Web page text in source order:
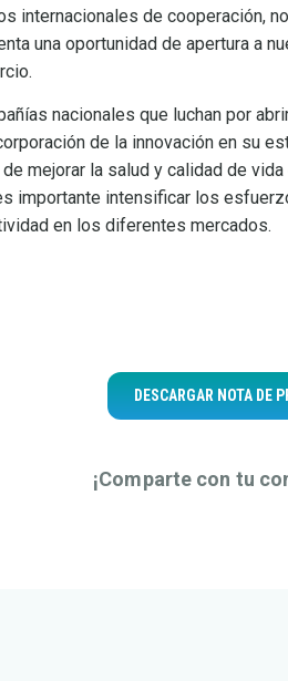
internacionales de cooperación,
una oportunidad de apertura a
nacionales que luchan por
de la innovación en su
mejorar la salud y calidad de
importante intensificar los
en los diferentes mercados.
DESCARGAR NOTA DE
¡Comparte con tu